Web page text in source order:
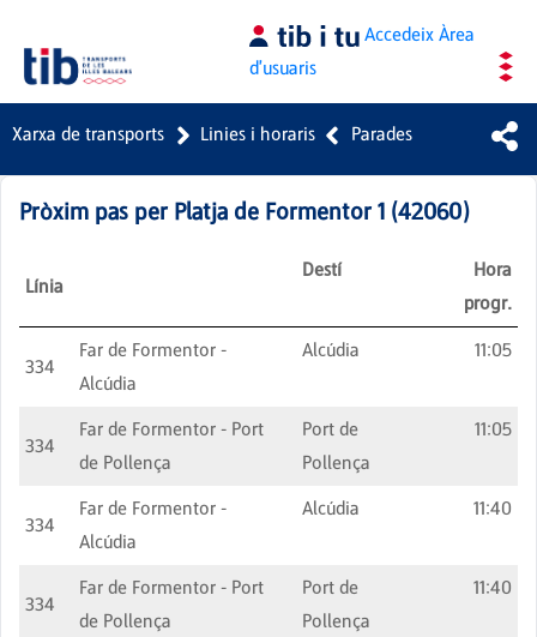
AccedeixÀrea
d'usuaris
Xarxa de transports Linies i horaris Parades
Pròxim pas per Platja de Formentor 1 (42060)
Línia
Destí
Hora
progr.
334
Far de Formentor -
Alcúdia
Alcúdia 11:05
334
Far de Formentor - Port
de Pollença
Port de
Pollença
11:05
334
Far de Formentor -
Alcúdia
Alcúdia 11:40
334
Far de Formentor - Port
de Pollença
Port de
Pollença
11:40